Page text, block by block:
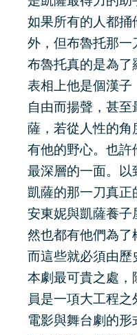
如果所有的人都捅
外，但布魯托那一
布魯托真的是為了
表相上他是個漢子
自由而揚聲，甚
薩，若從人性的角
有他的野心。也許
最深層的一面。以
凱薩的那一刀真正
安東妮與凱薩養子
然也都有他們為了
而這些就必須由歷
本劇最可貴之處，
員是一項大工程之
電影與舞台劇的